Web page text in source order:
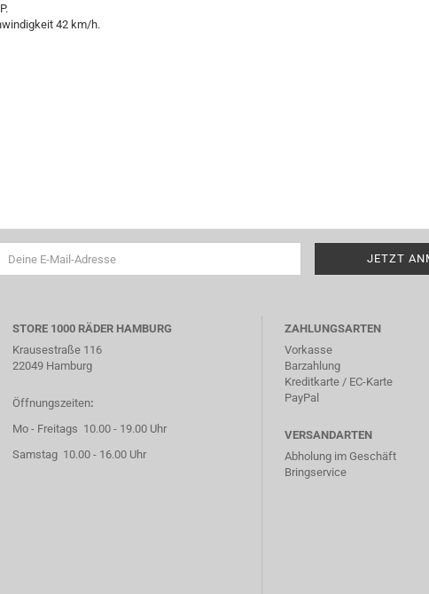
42 km/h.
STORE 1000 RÄDER HAMBURG
Krausestraße 116
22049 Hamburg
Öffnungszeiten:
Mo - Freitags 10.00 - 19.00 Uhr
Samstag 10.00 - 16.00 Uhr
ZAHLUNGSARTEN
Vorkasse
Barzahlung
Kreditkarte / EC-Karte
PayPal
VERSANDARTEN
Abholung im Geschäft
Bringservice